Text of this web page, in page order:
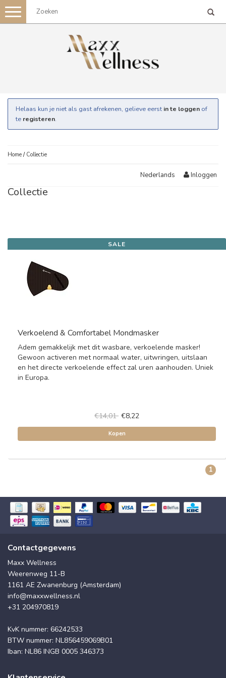
Toggle
navigation
Helaas kun je niet als gast afrekenen, gelieve eerst in te loggen of
te registeren.
Home / Collectie
Nederlands Inloggen
Collectie
SALE
Verkoelend & Comfortabel Mondmasker
Adem gemakkelijk met dit wasbare, verkoelende masker!
Gewoon activeren met normaal water, uitwringen, uitslaan
en het directe verkoelende effect zal uren aanhouden. Uniek
in Europa.
€14,01 €8,22
Kopen
1
Contactgegevens
Maxx Wellness
Weerenweg 11-B
1161 AE Zwanenburg (Amsterdam)
info@maxxwellness.nl
+31 204970819
KvK nummer: 66242533
BTW nummer: NL856459069B01
Iban: NL86 INGB 0005 346373